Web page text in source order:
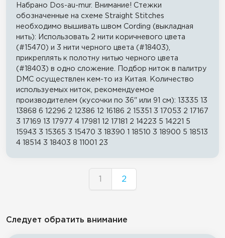
Набрано Dos-au-mur. Внимание! Стежки
обозначенные на схеме Straight Stitches
необходимо вышивать швом Cording (выкладная
нить): Использовать 2 нити коричневого цвета
(#15470) и 3 нити черного цвета (#18403),
прикреплять к полотну нитью черного цвета
(#18403) в одно сложение. Подбор ниток в палитру
DMC осуществлен кем-то из Китая. Количество
используемых ниток, рекомендуемое
производителем (кусочки по 36" или 91 см): 13335 13
13868 6 12296 2 12386 12 16186 2 15351 3 17053 2 17167
3 17169 13 17977 4 17981 12 17181 2 14223 5 14221 5
15943 3 15365 3 15470 3 18390 1 18510 3 18900 5 18513
4 18514 3 18403 8 11001 23
1 2
Следует обратить внимание